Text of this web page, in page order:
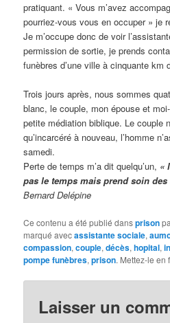
pratiquant. « Vous m’avez
pourriez-vous vous en occuper » je
Je m’occupe donc de voir
permission de sortie, je prends
funèbres d’une ville à cinquante km
Trois jours après, nous sommes
blanc, le couple, mon épouse et
petite médiation biblique. Le couple
qu’incarcéré à nouveau, l’homme
samedi.
Perte de temps m’a dit quelqu’un, «
pas le temps mais prend soin des
Bernard Delépine
Ce contenu a été publié dansprison
marqué avecassistante sociale,
compassion,couple,décès,hopital,
pompe funèbres,prison. Mettez-le
Laisser un